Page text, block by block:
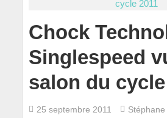
Chock
Singlespeed
salon du cycle
25 septembre 2011